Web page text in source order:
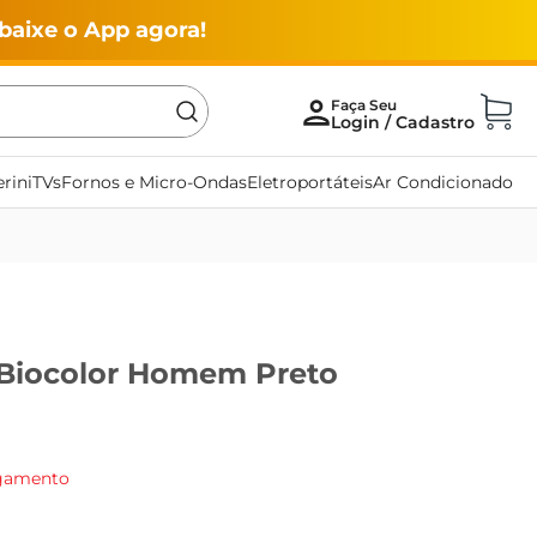
o App agora!
TVsFornos e Micro-OndasEletroportáteisAr Condicionado
Homem Preto